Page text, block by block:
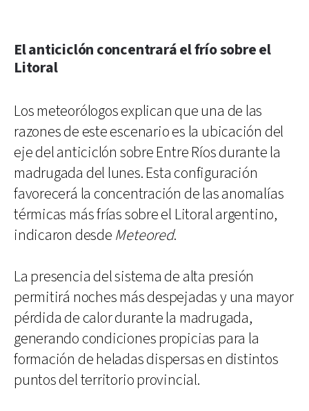
El anticiclón concentrará el frío sobre el
Litoral
Los meteorólogos explican que una de las
razones de este escenario es la ubicación del
eje del anticiclón sobre Entre Ríos durante la
madrugada del lunes. Esta configuración
favorecerá la concentración de las anomalías
térmicas más frías sobre el Litoral argentino,
indicaron desde Meteored.
La presencia del sistema de alta presión
permitirá noches más despejadas y una mayor
pérdida de calor durante la madrugada,
generando condiciones propicias para la
formación de heladas dispersas en distintos
puntos del territorio provincial.